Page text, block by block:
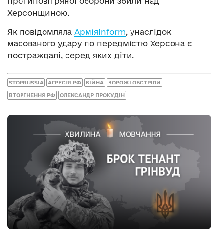
Херсонщиною.
Як повідомляла АрміяInform, унаслідок
масованого удару по передмістю Херсона є
постраждалі, серед яких діти.
STOPRUSSIA АГРЕСІЯ РФ ВІЙНА ВОРОЖІ ОБСТРІЛИ
ВТОРГНЕННЯ РФ ОЛЕКСАНДР ПРОКУДІН